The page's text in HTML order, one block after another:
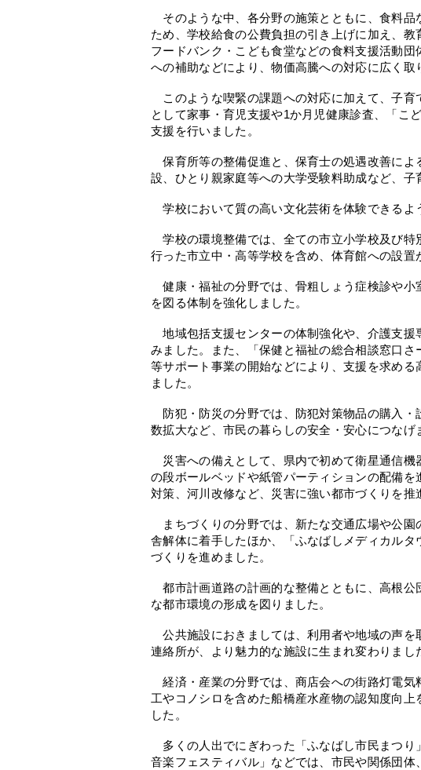
そのような中、各分野の施策とともに、食料品
ため、学校給食の公費負担の引き上げに加え、
フードバンク・こども食堂などの食料支援活動
への補助などにより、物価高騰への対応に広く取
このような喫緊の課題への対応に加えて、子育
として家事・育児支援や1か月児健康診査、「こ
支援を行いました。
保育所等の整備促進と、保育士の処遇改善によ
設、ひとり親家庭等への大学受験料助成など、子
学校において質の高い文化芸術を体験できるよ
学校の環境整備では、全ての市立小学校及び特
行った市立中・高等学校を含め、体育館への設置
健康・福祉の分野では、骨粗しょう症検診や小
を図る体制を強化しました。
地域包括支援センターの体制強化や、介護支援
みました。また、「保健と福祉の総合相談窓口
等サポート事業の開始などにより、支援を求め
ました。
防犯・防災の分野では、防犯対策物品の購入・
数拡大など、市民の暮らしの安全・安心につなげ
災害への備えとして、県内で初めて衛星通信機
の段ボールベッドや紙管パーティションの配備
対策、河川改修など、災害に強い都市づくりを推
まちづくりの分野では、新たな交通広場や公園
舎解体に着手したほか、「ふなばしメディカル
づくりを進めました。
都市計画道路の計画的な整備とともに、高根公
な都市環境の形成を図りました。
公共施設におきましては、利用者や地域の声を
連絡所が、より魅力的な施設に生まれ変わりまし
経済・産業の分野では、商店会への街路灯電気
工やコノシロを含めた船橋産水産物の認知度向
した。
多くの人出でにぎわった「ふなばし市民まつり
音楽フェスティバル」などでは、市民や関係団